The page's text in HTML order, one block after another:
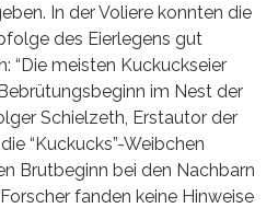
In der Voliere konnten die
des Eierlegens gut
“Die meisten Kuckuckseier
im Nest der
Schielzeth, Erstautor der
“Kuckucks”-Weibchen
Brutbeginn bei den Nachbarn
fanden keine Hinweise